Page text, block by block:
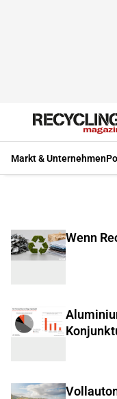
Markt & Unternehmen
Wenn